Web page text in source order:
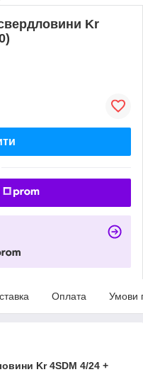
Kr
Оплата Умови
Kr 4SDM 4/24 +